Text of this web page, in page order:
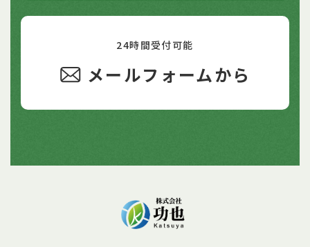
24時間受付可能
メールフォームから